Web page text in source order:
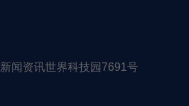
新闻资讯世界科技园7691号